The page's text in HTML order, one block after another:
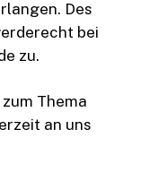
Des
bei
zu.
Thema
an uns